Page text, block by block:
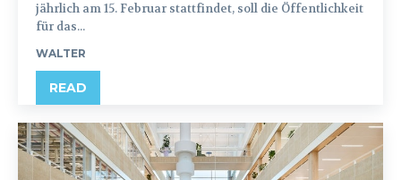
jährlich am 15. Februar stattfindet, soll die Öffentlichkeit
für das...
WALTER
READ